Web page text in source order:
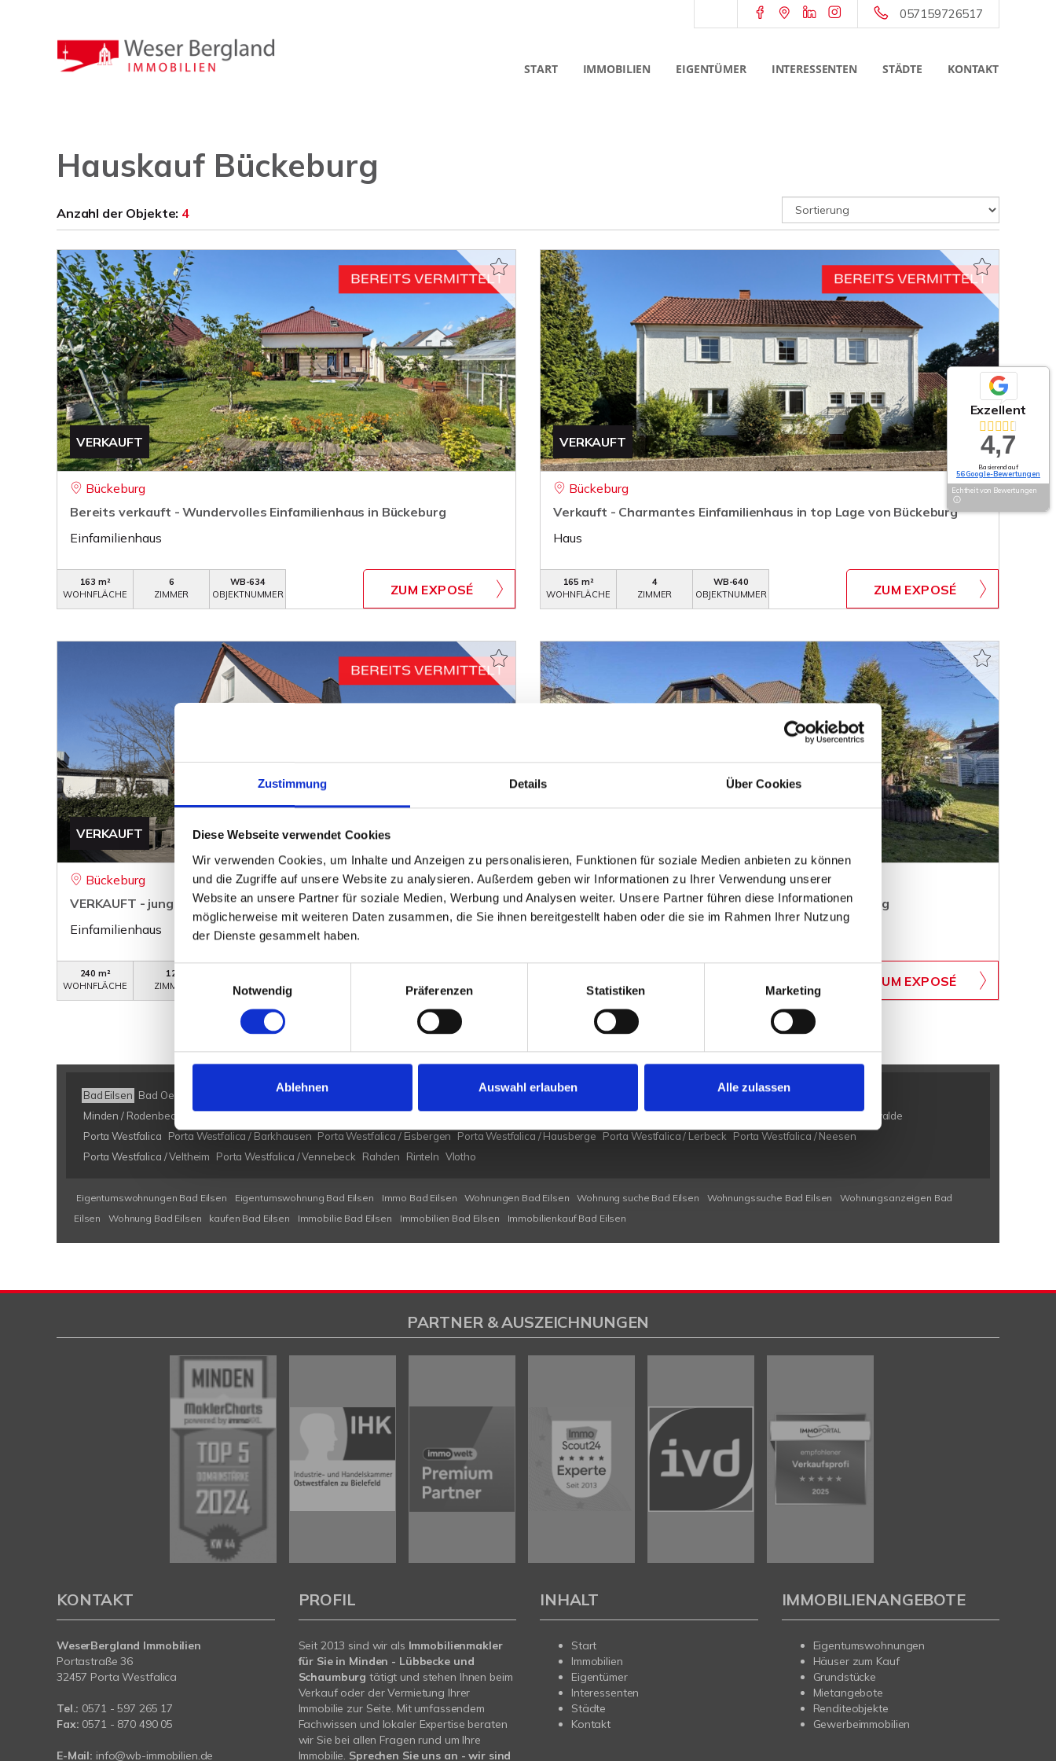
Zustimmung Details Über Cookies
Diese Webseite verwendet Cookies
Wir verwenden Cookies, um Inhalte und Anzeigen zu personalisieren, Funktionen für soziale Medien anbieten zu können
und die Zugriffe auf unsere Website zu analysieren. Außerdem geben wir Informationen zu Ihrer Verwendung unserer
Website an unsere Partner für soziale Medien, Werbung und Analysen weiter. Unsere Partner führen diese Informationen
möglicherweise mit weiteren Daten zusammen, die Sie ihnen bereitgestellt haben oder die sie im Rahmen Ihrer Nutzung
der Dienste gesammelt haben.
Einwilligungsauswahl
Notwendig
Präferenzen Statistiken Marketing
Ablehnen Auswahl erlauben Alle zulassen
057159726517
START IMMOBILIEN EIGENTÜMER INTERESSENTEN STÄDTE KONTAKT
Hauskauf Bückeburg
Anzahl der Objekte: 4
VERKAUFT
Bückeburg
Bereits verkauft - Wundervolles Einfamilienhaus in Bückeburg
Einfamilienhaus
163 m²
WOHNFLÄCHE
6
ZIMMER
WB-634
OBJEKTNUMMER
ZUM EXPOSÉ
VERKAUFT
Bückeburg
Verkauft - Charmantes Einfamilienhaus in top Lage von Bückeburg
Haus
165 m²
WOHNFLÄCHE
4
ZIMMER
WB-640
OBJEKTNUMMER
ZUM EXPOSÉ
VERKAUFT
Bückeburg
VERKAUFT - junges Einfamilienhaus in Bückeburg
Einfamilienhaus
240 m²
WOHNFLÄCHE
12
ZIMMER
OBJEKTNUMMER
Bückeburg
Großzügiges Anwesen in top Wohnlage von Bückeburg
WOHNFLÄCHE
ZIMMER
OBJEKTNUMMER
ZUM EXPOSÉ
Bad Eilsen Bad Oeynhausen Bad Salzuflen Bückeburg Hille Kalletal Lübbecke Minden / Bölhorst Minden / Kutenhausen
Minden / Rodenbeck
Minden Kutenhausen Obernkirchen Petershagen Petershagen / Bierde Petershagen / Döhren Petershagen / Eldagsen Petershagen / Friedewalde
Porta Westfalica
Porta Westfalica / Barkhausen Porta Westfalica / Eisbergen Porta Westfalica / Hausberge Porta Westfalica / Lerbeck
Porta Westfalica / Neesen
Porta Westfalica / Veltheim
Porta Westfalica / Vennebeck Rahden Rinteln Vlotho
Eigentumswohnungen Bad Eilsen Eigentumswohnung Bad Eilsen Immo Bad Eilsen Wohnungen Bad Eilsen Wohnung suche Bad Eilsen Wohnungssuche Bad Eilsen
Wohnungsanzeigen Bad
Eilsen
Wohnung Bad Eilsen kaufen Bad Eilsen Immobilie Bad Eilsen Immobilien Bad Eilsen Immobilienkauf Bad Eilsen
Exzellent
4,7
Basierend auf
56 Google-Bewertungen
Echtheit von Bewertungen
PARTNER & AUSZEICHNUNGEN
KONTAKT
WeserBergland Immobilien
Portastraße 36
32457 Porta Westfalica
Tel.: 0571 - 597 265 17
Fax: 0571 - 870 490 05
E-Mail: info@wb-immobilien.de
PROFIL
Seit 2013 sind wir als Immobilienmakler
für Sie in Minden - Lübbecke und
Schaumburgtätigt und stehen Ihnen beim
Verkauf oder der Vermietung Ihrer
Immobilie zur Seite. Mit umfassendem
Fachwissen und lokaler Expertise beraten
wir Sie bei allen Fragen rund um Ihre
Immobilie. Sprechen Sie uns an - wir sind
INHALT
Start
Immobilien
Eigentümer
Interessenten
Städte
Kontakt
IMMOBILIENANGEBOTE
Eigentumswohnungen
Häuser zum Kauf
Grundstücke
Mietangebote
Renditeobjekte
Gewerbeimmobilien